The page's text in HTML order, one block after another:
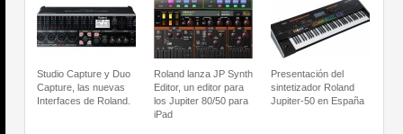
Studio Capture y Duo
Capture, las nuevas
Interfaces de Roland.
Roland lanza JP Synth
Editor, un editor para
los Jupiter 80/50 para
iPad
Presentación del
sintetizador Roland
Jupiter-50 en España